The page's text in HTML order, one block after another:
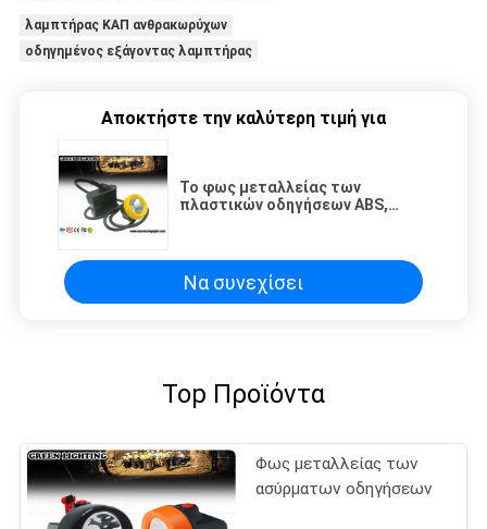
λαμπτήρας ΚΑΠ ανθρακωρύχων
οδηγημένος εξάγοντας λαμπτήρας
Αποκτήστε την καλύτερη τιμή για
Το φως μεταλλείας των
πλαστικών οδηγήσεων ABS,
οδήγησε τα φω'τα ΚΑΠ για τα
σκληρά καπέλα
Να συνεχίσει
Top Προϊόντα
Φως μεταλλείας των
ασύρματων οδηγήσεων